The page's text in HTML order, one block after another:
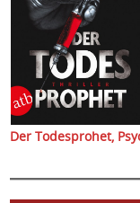
Der Todesprohet,